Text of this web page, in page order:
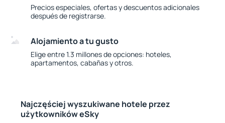
Precios especiales, ofertas y descuentos adicionales
después de registrarse.
Alojamiento a tu gusto
Elige entre 1.3 millones de opciones: hoteles,
apartamentos, cabañas y otros.
Najczęściej wyszukiwane hotele przez
użytkowników eSky